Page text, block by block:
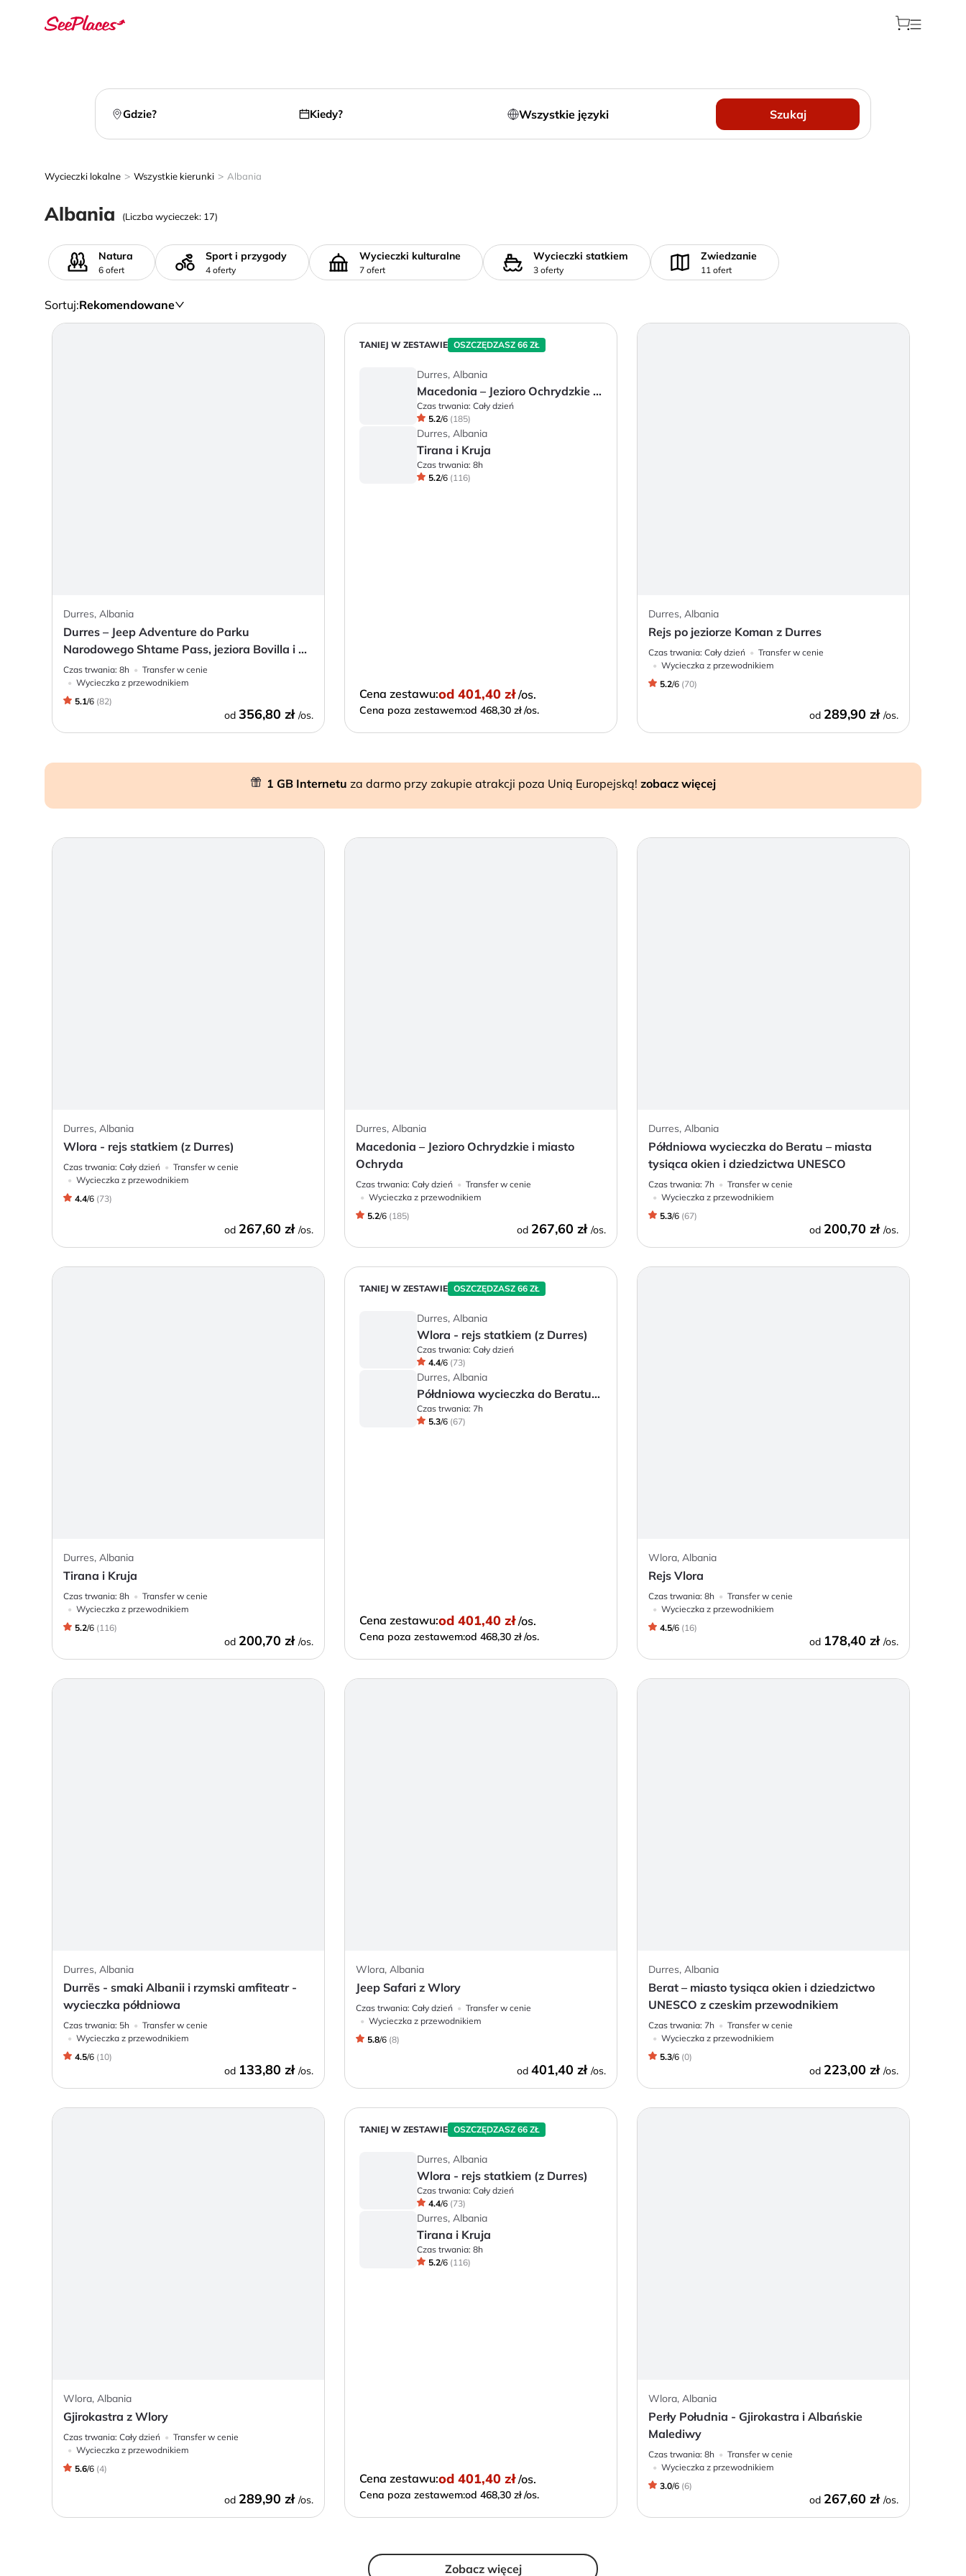
Gdzie? Kiedy? Wszystkie języki Szukaj
Wycieczki lokalne > Wszystkie kierunki > Albania
Albania (Liczba wycieczek: 17)
Natura
6 ofert
Sport i przygody
4 oferty
Wycieczki kulturalne
7 ofert
Wycieczki statkiem
3 oferty
Zwiedzanie
11 ofert
Sortuj:Rekomendowane
Durres, Albania
Durres – Jeep Adventure do Parku
Narodowego Shtame Pass, jeziora Bovilla i ...
Czas trwania: 8h
Transfer w cenie
Wycieczka z przewodnikiem
5.1/6 (82)
od356,80 zł /os.
TANIEJ W ZESTAWIE OSZCZĘDZASZ 66 ZŁ
Durres, Albania
Macedonia – Jezioro Ochrydzkie i miasto Ochryda
Czas trwania: Cały dzień
5.2/6 (185)
Durres, Albania
Tirana i Kruja
Czas trwania: 8h
5.2/6 (116)
Cena zestawu:od 401,40 zł /os.
Cena poza zestawem:od 468,30 zł /os.
Durres, Albania
Rejs po jeziorze Koman z Durres
Czas trwania: Cały dzień
Transfer w cenie
Wycieczka z przewodnikiem
5.2/6 (70)
od 289,90 zł /os.
1 GB Internetu za darmo przy zakupie atrakcji poza Unią Europejską! zobacz więcej
Durres, Albania
Wlora - rejs statkiem (z Durres)
Czas trwania: Cały dzień
Transfer w cenie
Wycieczka z przewodnikiem
4.4/6 (73)
od 267,60 zł /os.
Durres, Albania
Macedonia – Jezioro Ochrydzkie i miasto
Ochryda
Czas trwania: Cały dzień
Transfer w cenie
Wycieczka z przewodnikiem
5.2/6 (185)
od 267,60 zł /os.
Durres, Albania
Półdniowa wycieczka do Beratu – miasta
tysiąca okien i dziedzictwa UNESCO
Czas trwania: 7h
Transfer w cenie
Wycieczka z przewodnikiem
5.3/6 (67)
od 200,70 zł /os.
Durres, Albania
Tirana i Kruja
Czas trwania: 8h
Transfer w cenie
Wycieczka z przewodnikiem
5.2/6 (116)
od 200,70 zł /os.
TANIEJ W ZESTAWIE OSZCZĘDZASZ 66 ZŁ
Durres, Albania
Wlora - rejs statkiem (z Durres)
Czas trwania: Cały dzień
4.4/6 (73)
Durres, Albania
Półdniowa wycieczka do Beratu – miasta tysiąca okien i dziedzictwa UNESCO
Czas trwania: 7h
5.3/6 (67)
Cena zestawu:od 401,40 zł /os.
Cena poza zestawem:od 468,30 zł /os.
Wlora, Albania
Rejs Vlora
Czas trwania: 8h
Transfer w cenie
Wycieczka z przewodnikiem
4.5/6 (16)
od 178,40 zł /os.
Durres, Albania
Durrës - smaki Albanii i rzymski amfiteatr -
wycieczka półdniowa
Czas trwania: 5h
Transfer w cenie
Wycieczka z przewodnikiem
4.5/6 (10)
od 133,80 zł /os.
Wlora, Albania
Jeep Safari z Wlory
Czas trwania: Cały dzień
Transfer w cenie
Wycieczka z przewodnikiem
5.8/6 (8)
od 401,40 zł /os.
Durres, Albania
Berat – miasto tysiąca okien i dziedzictwo
UNESCO z czeskim przewodnikiem
Czas trwania: 7h
Transfer w cenie
Wycieczka z przewodnikiem
5.3/6 (0)
od 223,00 zł /os.
Wlora, Albania
Gjirokastra z Wlory
Czas trwania: Cały dzień
Transfer w cenie
Wycieczka z przewodnikiem
5.6/6 (4)
od 289,90 zł /os.
TANIEJ W ZESTAWIE OSZCZĘDZASZ 66 ZŁ
Durres, Albania
Wlora - rejs statkiem (z Durres)
Czas trwania: Cały dzień
4.4/6 (73)
Durres, Albania
Tirana i Kruja
Czas trwania: 8h
5.2/6 (116)
Cena zestawu:od 401,40 zł /os.
Cena poza zestawem:od 468,30 zł /os.
Wlora, Albania
Perły Południa - Gjirokastra i Albańskie
Malediwy
Czas trwania: 8h
Transfer w cenie
Wycieczka z przewodnikiem
3.0/6 (6)
od 267,60 zł /os.
Zobacz więcej